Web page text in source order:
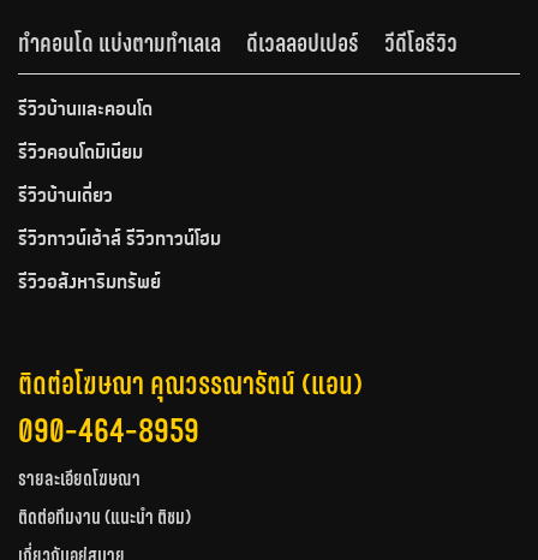
ทำคอนโด แบ่งตามทำเลเล
ดีเวลลอปเปอร์ วีดีโอรีวิว
รีวิวบ้านและคอนโด
รีวิวคอนโดมิเนียม
รีวิวบ้านเดี่ยว
รีวิวทาวน์เฮ้าส์ รีวิวทาวน์โฮม
รีวิวอสังหาริมทรัพย์
ติดต่อโฆษณา คุณวรรณารัตน์ (แอน)
090-464-8959
รายละเอียดโฆษณา
ติดต่อทีมงาน (แนะนำ ติชม)